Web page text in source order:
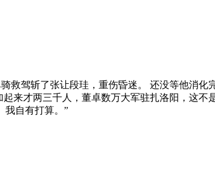
救驾斩了张让段珪，重伤昏迷。 还没等他消
来才两三千人，董卓数万大军驻扎洛阳，这
自有打算。”